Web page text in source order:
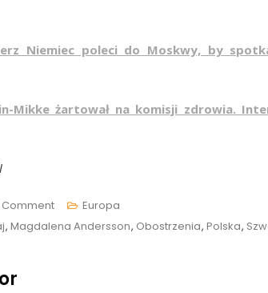
Niemiec poleci do Moskwy, by
Mikke żartował na komisji zdrowia.
CommentOn
Kolejny
Europa
, Magdalena Andersson, Obostrzenia, Polska,